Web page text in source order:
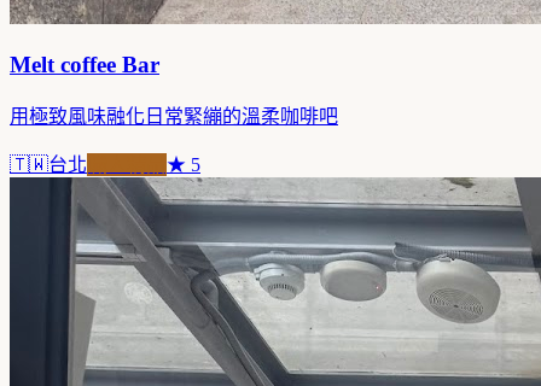
Melt coffee Bar
用極致風味融化日常緊繃的溫柔咖啡吧
🇹🇼台北 ★ 5